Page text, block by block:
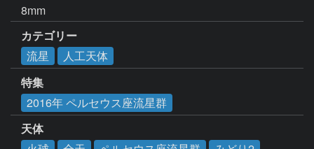
8mm
カテゴリー
流星
人工天体
特集
2016年 ペルセウス座流星群
天体